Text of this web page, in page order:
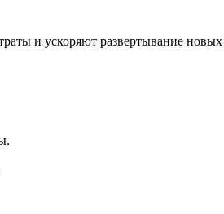
и ускоряют развертывание новых